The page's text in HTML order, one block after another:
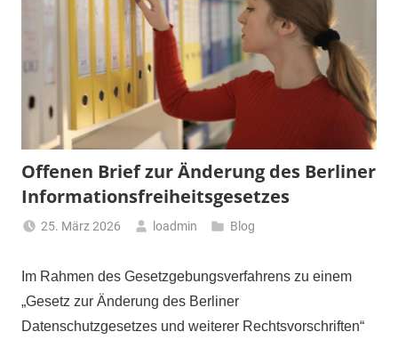
Offenen Brief zur Änderung des Berliner
Informationsfreiheitsgesetzes
25. März 2026 loadmin Blog
Im Rahmen des Gesetzgebungsverfahrens zu einem
„Gesetz zur Änderung des Berliner
Datenschutzgesetzes und weiterer Rechtsvorschriften“